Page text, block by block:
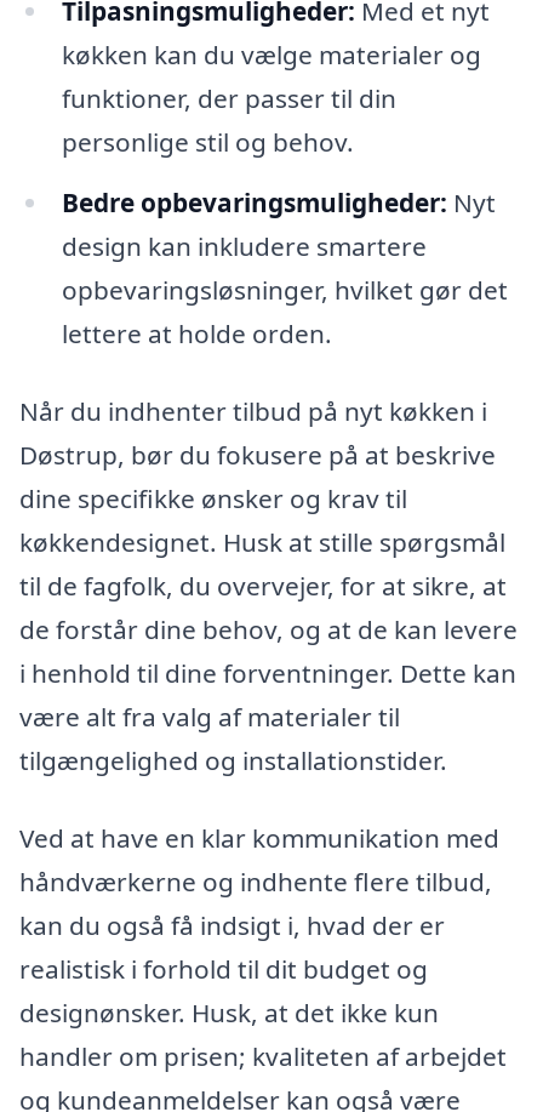
Tilpasningsmuligheder: Med et nyt
køkken kan du vælge materialer og
funktioner, der passer til din
personlige stil og behov.
Bedre opbevaringsmuligheder: Nyt
design kan inkludere smartere
opbevaringsløsninger, hvilket gør det
lettere at holde orden.
Når du indhenter tilbud på nyt køkken i
Døstrup, bør du fokusere på at beskrive
dine specifikke ønsker og krav til
køkkendesignet. Husk at stille spørgsmål
til de fagfolk, du overvejer, for at sikre, at
de forstår dine behov, og at de kan levere
i henhold til dine forventninger. Dette kan
være alt fra valg af materialer til
tilgængelighed og installationstider.
Ved at have en klar kommunikation med
håndværkerne og indhente flere tilbud,
kan du også få indsigt i, hvad der er
realistisk i forhold til dit budget og
designønsker. Husk, at det ikke kun
handler om prisen; kvaliteten af arbejdet
og kundeanmeldelser kan også være